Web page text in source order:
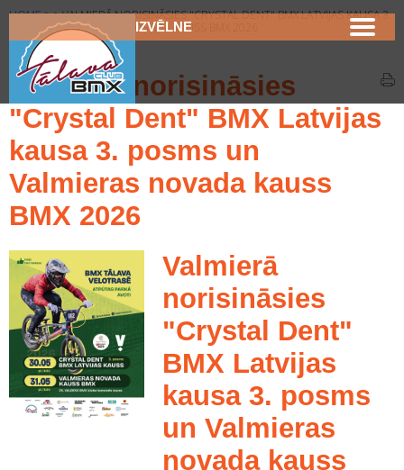
IZVĒLNE
HOME>>VALMIERĀ NORISINĀSIES "CRYSTAL DENT" BMX LATVIJAS KAUSA 3.
POSMS UN VALMIERAS NOVADA KAUSS BMX 2026
Valmierā norisināsies
"Crystal Dent" BMX Latvijas
kausa 3. posms un
Valmieras novada kauss
BMX 2026
Valmierā
norisināsies
"Crystal Dent"
BMX Latvijas
kausa 3. posms
un Valmieras
novada kauss